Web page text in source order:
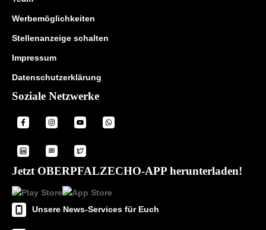
Werbemöglichkeiten
Stellenanzeige schalten
Impressum
Datenschutzerklärung
Soziale Netzwerke
Jetzt OBERPFALZECHO-APP herunterladen!
Unsere News-Services für Euch